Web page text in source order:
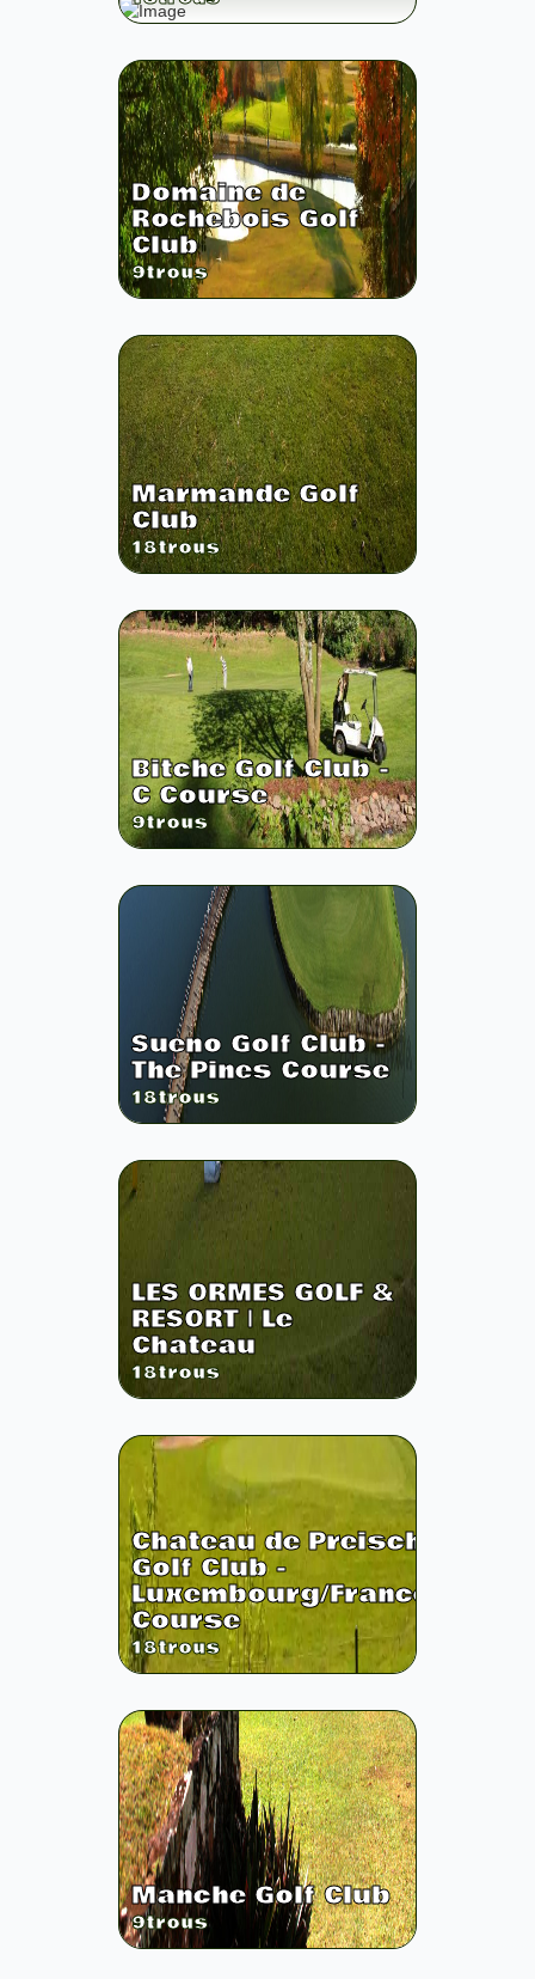
Domaine de
Rochebois Golf
Club
9trous
Marmande Golf
Club
18trous
Bitche Golf Club -
C Course
9trous
Sueno Golf Club -
The Pines Course
18trous
LES ORMES GOLF &
RESORT | Le
Chateau
18trous
Chateau de Preisch
Golf Club -
Luxembourg/France
Course
18trous
Manche Golf Club
9trous